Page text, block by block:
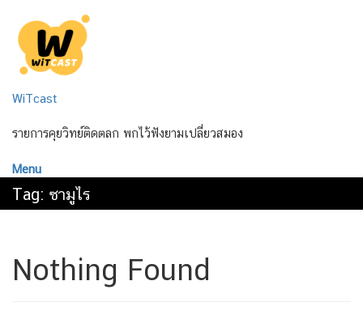
WiTcast
รายการคุยวิทย์ติดตลก พกไว้ฟังยามเปลี่ยวสมอง
Menu
Tag: ซามูไร
Nothing Found